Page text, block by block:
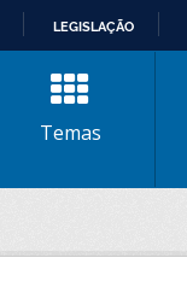
LEGISLAÇÃO
Temas